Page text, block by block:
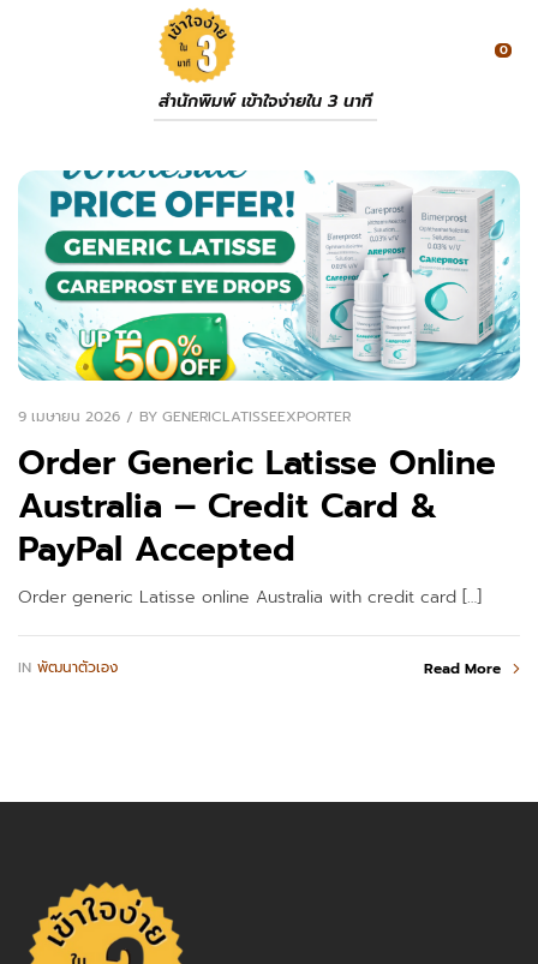
สำนักพิมพ์ เข้าใจง่ายใน 3 นาที
0
9 เมษายน 2026 BY GENERICLATISSEEXPORTER
Order Generic Latisse Online
Australia – Credit Card &
PayPal Accepted
Order generic Latisse online Australia with credit card […]
IN พัฒนาตัวเอง Read More